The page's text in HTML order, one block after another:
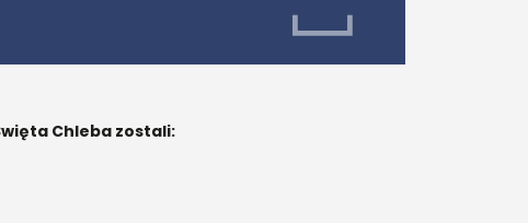
Chleba zostali: